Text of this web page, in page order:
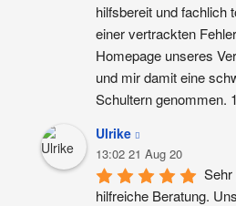
hilfsbereit und fachlich
einer vertrackten
Homepage unseres
und mir damit eine
Schultern genommen.
Ulrike
13:02 21 Aug 20
Sehr
hilfreiche Beratung.